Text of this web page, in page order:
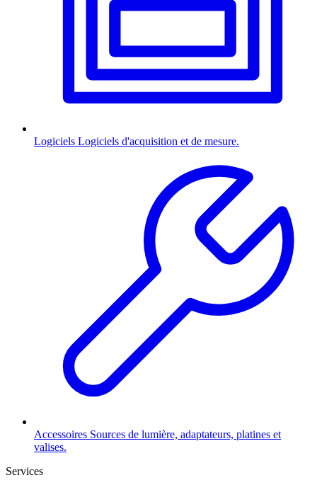
Logiciels Logiciels d'acquisition et de mesure.
Accessoires Sources de lumière, adaptateurs, platines et
valises.
Services